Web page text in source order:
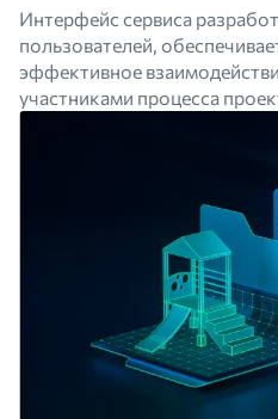
Интерфейс сервиса
пользователей,
эффективное
участниками процесса